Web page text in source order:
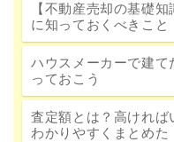
【不動産売却の基礎
に知っておくべきこと
ハウスメーカーで建
っておこう
査定額とは？高ければ
わかりやすくまとめた